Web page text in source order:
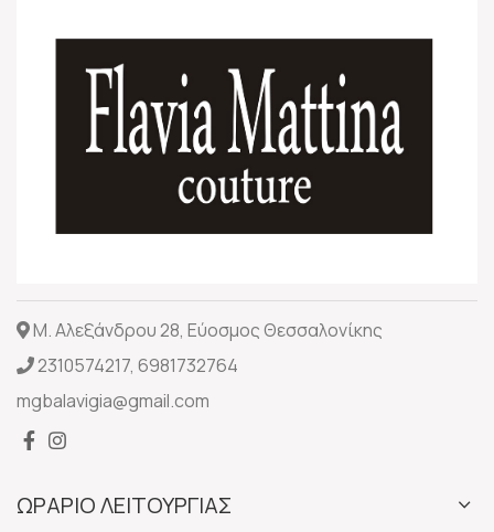
Μ. Αλεξάνδρου 28, Εύοσμος Θεσσαλονίκης
2310574217, 6981732764
mgbalavigia@gmail.com
ΩΡΑΡΙΟ ΛΕΙΤΟΥΡΓΙΑΣ